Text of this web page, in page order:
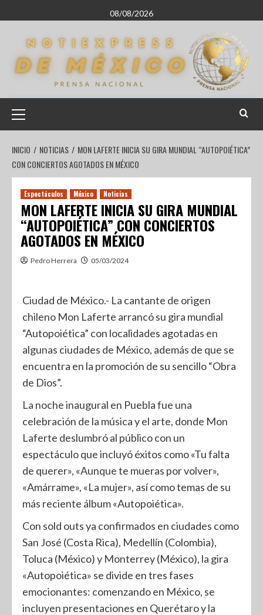
08/08/2026
INICIO NOTICIAS
MON LAFERTE INICIA SU GIRA MUNDIAL “AUTOPOIÉTICA”
CON CONCIERTOS AGOTADOS EN MÉXICO
Espectáculos México Noticias
MON LAFERTE INICIA SU GIRA MUNDIAL
“AUTOPOIÉTICA” CON CONCIERTOS
AGOTADOS EN MÉXICO
Pedro Herrera 05/03/2024
Ciudad de México.- La cantante de origen
chileno Mon Laferte arrancó su gira mundial
“Autopoiética” con localidades agotadas en
algunas ciudades de México, además de que se
encuentra en la promoción de su sencillo “Obra
de Dios”.
La noche inaugural en Puebla fue una
celebración de la música y el arte, donde Mon
Laferte deslumbró al público con un
espectáculo que incluyó éxitos como «Tu falta
de querer», «Aunque te mueras por volver»,
«Amárrame», «La mujer», así como temas de su
más reciente álbum «Autopoiética».
Con sold outs ya confirmados en ciudades como
San José (Costa Rica), Medellín (Colombia),
Toluca (México) y Monterrey (México), la gira
«Autopoiética» se divide en tres fases
emocionantes: comenzando en México, se
incluyen presentaciones en Querétaro y la